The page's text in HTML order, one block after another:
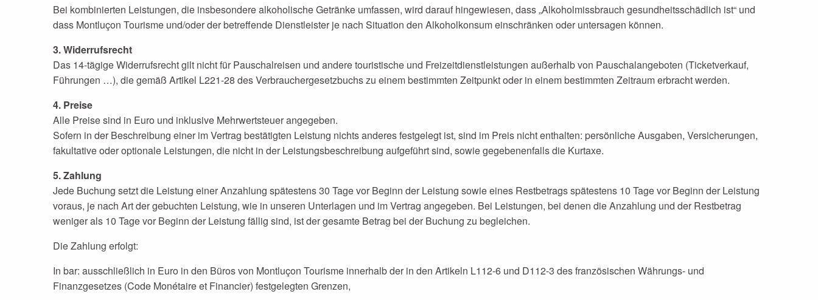
Bei kombinierten Leistungen, die insbesondere alkoholische Getränke umfassen, wird darauf hingewiesen, dass „Alkoholmissbrauch gesundheitsschädlich ist“ und
dass Montluçon Tourisme und/oder der betreffende Dienstleister je nach Situation den Alkoholkonsum einschränken oder untersagen können.
3. Widerrufsrecht
Das 14-tägige Widerrufsrecht gilt nicht für Pauschalreisen und andere touristische und Freizeitdienstleistungen außerhalb von Pauschalangeboten (Ticketverkauf,
Führungen …), die gemäß Artikel L221-28 des Verbrauchergesetzbuchs zu einem bestimmten Zeitpunkt oder in einem bestimmten Zeitraum erbracht werden.
4. Preise
Alle Preise sind in Euro und inklusive Mehrwertsteuer angegeben.
Sofern in der Beschreibung einer im Vertrag bestätigten Leistung nichts anderes festgelegt ist, sind im Preis nicht enthalten: persönliche Ausgaben, Versicherungen,
fakultative oder optionale Leistungen, die nicht in der Leistungsbeschreibung aufgeführt sind, sowie gegebenenfalls die Kurtaxe.
5. Zahlung
Jede Buchung setzt die Leistung einer Anzahlung spätestens 30 Tage vor Beginn der Leistung sowie eines Restbetrags spätestens 10 Tage vor Beginn der Leistung
voraus, je nach Art der gebuchten Leistung, wie in unseren Unterlagen und im Vertrag angegeben. Bei Leistungen, bei denen die Anzahlung und der Restbetrag
weniger als 10 Tage vor Beginn der Leistung fällig sind, ist der gesamte Betrag bei der Buchung zu begleichen.
Die Zahlung erfolgt:
In bar: ausschließlich in Euro in den Büros von Montluçon Tourisme innerhalb der in den Artikeln L112-6 und D112-3 des französischen Währungs- und
Finanzgesetzes (Code Monétaire et Financier) festgelegten Grenzen,